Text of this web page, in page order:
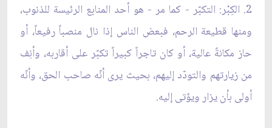
2. الكِبْر: التكبّر - كما مر - هو أحد المنابع الرئيسة للذنوب،
ومنها قطيعة الرحم، فبعض الناس إذا نال منصباً رفيعاً، أو
حاز مكانةً عالية، أو كان تاجراً كبيراً تكبّر على أقاربه، وأنِف
من زيارتهم والتودّد إليهم، بحيث يرى أنّه صاحب الحق، وأنّه
أولى بأن يزار ويؤتى إليه.